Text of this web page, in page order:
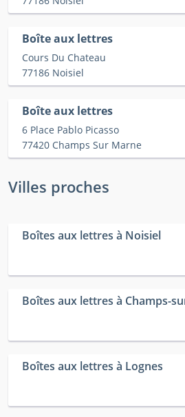
Boîte aux lettres
Cours Du Chateau
77186 Noisiel
Boîte aux lettres
6 Place Pablo Picasso
77420 Champs Sur Marne
Villes proches
Boîtes aux lettres à Noisiel
Boîtes aux lettres à Champs-
Boîtes aux lettres à Lognes